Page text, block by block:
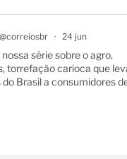
@correiosbr · 24 jun
série sobre o agro,
torrefação carioca que
Brasil a consumidores